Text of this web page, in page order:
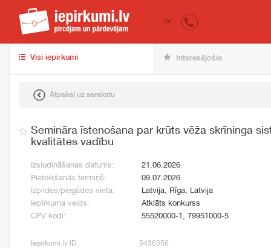
iepirkumi.lv
LV
Visi iepirkumi Interesējošie
Atpakaļ uz sarakstu
Semināra īstenošana par krūts vēža skrīninga
kvalitātes vadību
Izsludināšanas datums:
21.06.2026
Pieteikšanās termiņš:
09.07.2026
Izpildes/piegādes vieta:
Latvija, Rīga, Latvija
Iepirkuma veids:
Atklāts konkurss
CPV kodi:
55520000-1, 79951000-5
Iepirkumi.lv ID: 5436356